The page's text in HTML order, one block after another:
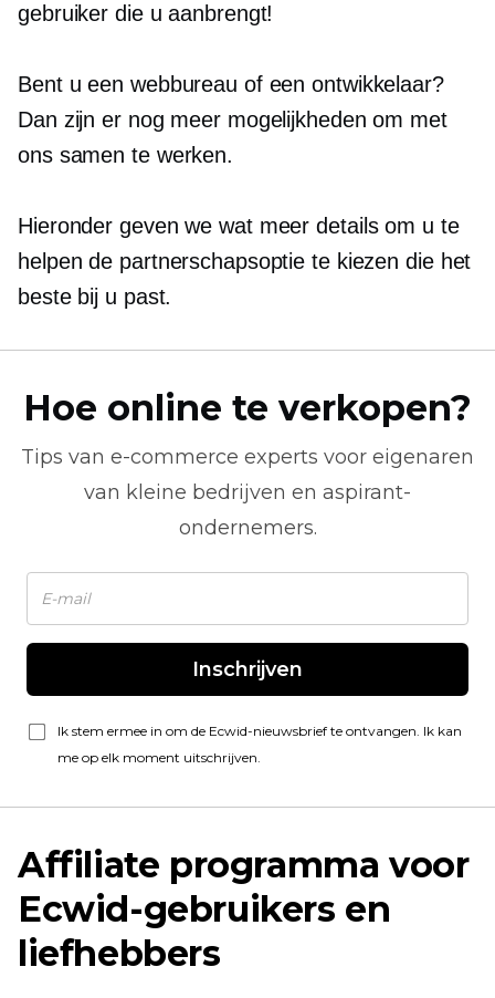
gebruiker die u aanbrengt!
Bent u een webbureau of een ontwikkelaar?
Dan zijn er nog meer mogelijkheden om met
ons samen te werken.
Hieronder geven we wat meer details om u te
helpen de partnerschapsoptie te kiezen die het
beste bij u past.
Hoe online te verkopen?
Tips van e-commerce experts voor eigenaren
van kleine bedrijven en aspirant-
ondernemers.
Inschrijven
Ik stem ermee in om de Ecwid-nieuwsbrief te ontvangen. Ik kan
me op elk moment uitschrijven.
Affiliate programma voor
Ecwid-gebruikers en
liefhebbers